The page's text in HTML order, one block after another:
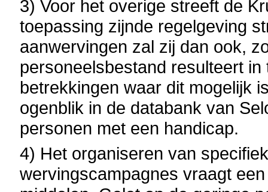
3) Voor het overige streeft de
toepassing zijnde regelgeving
aanwervingen zal zij dan ook,
personeelsbestand resulteert
betrekkingen waar dit mogelijk
ogenblik in de databank van
personen met een handicap.
4) Het organiseren van
wervingscampagnes vraagt